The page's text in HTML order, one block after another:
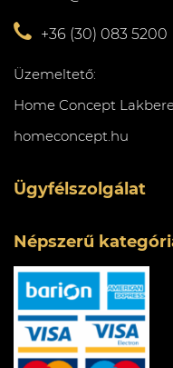
+36 (30) 083 5200
Üzemeltető:
Home Concept
homeconcept.hu
Ügyfélszolgálat
Népszerű